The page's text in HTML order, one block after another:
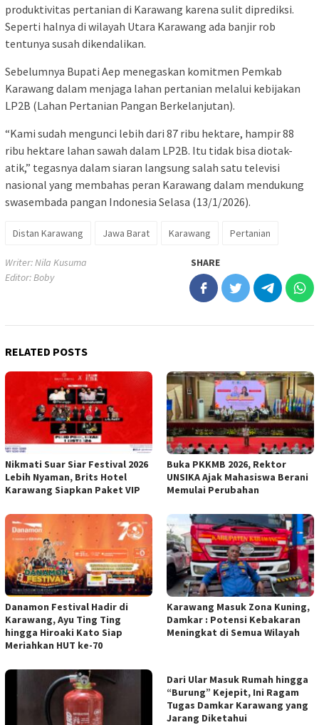
produktivitas pertanian di Karawang karena sulit diprediksi.
Seperti halnya di wilayah Utara Karawang ada banjir rob
tentunya susah dikendalikan.
Sebelumnya Bupati Aep menegaskan komitmen Pemkab
Karawang dalam menjaga lahan pertanian melalui kebijakan
LP2B (Lahan Pertanian Pangan Berkelanjutan).
“Kami sudah mengunci lebih dari 87 ribu hektare, hampir 88
ribu hektare lahan sawah dalam LP2B. Itu tidak bisa diotak-
atik,” tegasnya dalam siaran langsung salah satu televisi
nasional yang membahas peran Karawang dalam mendukung
swasembada pangan Indonesia Selasa (13/1/2026).
Distan Karawang Jawa Barat Karawang Pertanian
Writer: Nila Kusuma
Editor: Boby
SHARE
RELATED POSTS
Nikmati Suar Siar Festival 2026
Lebih Nyaman, Brits Hotel
Karawang Siapkan Paket VIP
Buka PKKMB 2026, Rektor
UNSIKA Ajak Mahasiswa Berani
Memulai Perubahan
Danamon Festival Hadir di
Karawang, Ayu Ting Ting
hingga Hiroaki Kato Siap
Meriahkan HUT ke-70
Karawang Masuk Zona Kuning,
Damkar : Potensi Kebakaran
Meningkat di Semua Wilayah
Dari Ular Masuk Rumah hingga
“Burung” Kejepit, Ini Ragam
Tugas Damkar Karawang yang
Jarang Diketahui